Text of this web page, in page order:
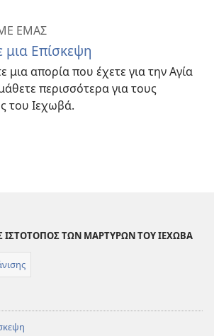
ΕΜΑΣ
μια Επίσκεψη
μια απορία που έχετε για την Αγία
περισσότερα για τους
του Ιεχωβά.
ΙΣΤΟΤΟΠΟΣ ΤΩΝ ΜΑΡΤΥΡΩΝ ΤΟΥ ΙΕΧΩΒΑ